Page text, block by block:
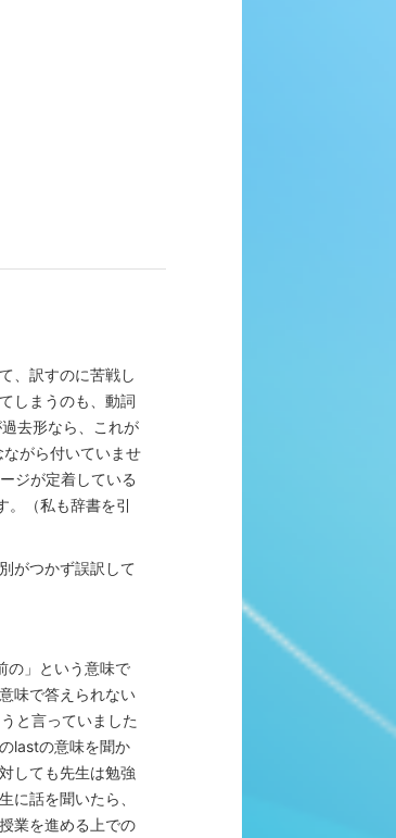
、訳すのに苦戦し
しまうのも、動詞
去形なら、これが
がら付いていませ
ジが定着している
。（私も辞書を引
がつかず誤訳して
の」という意味で
味で答えられない
と言っていました
lastの意味を聞か
しても先生は勉強
に話を聞いたら、
業を進める上での